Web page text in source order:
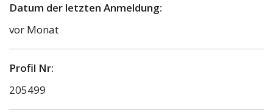
Datum der letzten Anmeldung:
vor Monat
Profil Nr:
205499